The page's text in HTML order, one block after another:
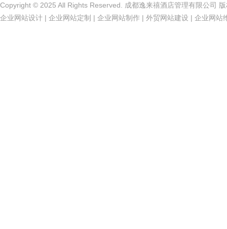
Copyright © 2025 All Rights Reserved. 成都逸来禧酒店管理有限公司
企业网站设计 | 企业网站定制 | 企业网站制作 | 外贸网站建设 | 企业网站